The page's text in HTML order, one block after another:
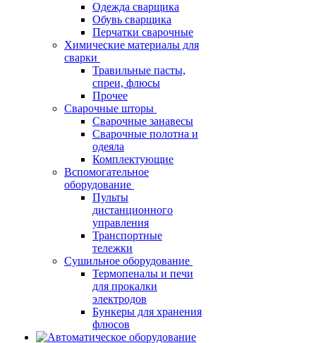
Одежда сварщика
Обувь сварщика
Перчатки сварочные
Химические материалы для
сварки
Травильные пасты,
спреи, флюсы
Прочее
Сварочные шторы
Сварочные занавесы
Сварочные полотна и
одеяла
Комплектующие
Вспомогательное
оборудование
Пульты
дистанционного
управления
Транспортные
тележки
Сушильное оборудование
Термопеналы и печи
для прокалки
электродов
Бункеры для хранения
флюсов